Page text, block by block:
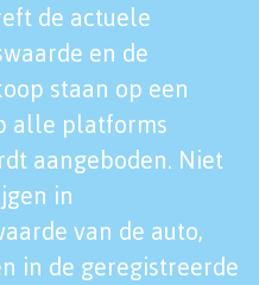
de actuele
en de
staan op een
alle platforms
aangeboden. Niet
in
van de auto,
in de geregistreerde